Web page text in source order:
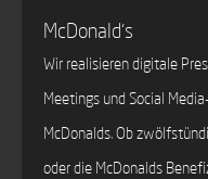
McDonald‘s
Wir realisieren digitale
Meetings und Social
McDonalds. Ob
oder die McDonalds